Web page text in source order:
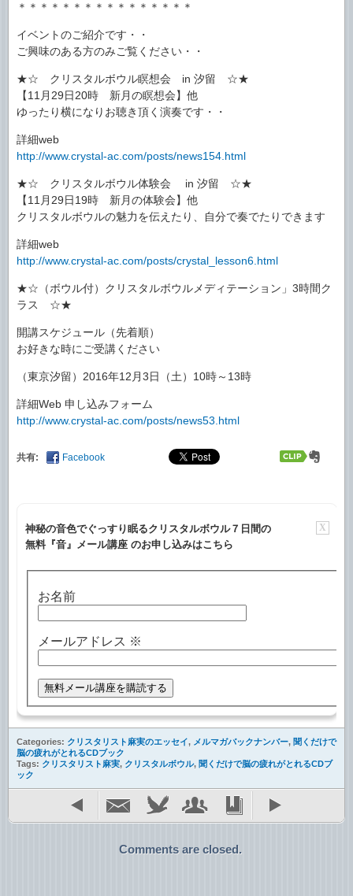
＊＊＊＊＊＊＊＊＊＊＊＊＊＊＊＊
イベントのご紹介です・・
ご興味のある方のみご覧ください・・
★☆ クリスタルボウル瞑想会 in 汐留 ☆★
【11月29日20時 新月の瞑想会】他
ゆったり横になりお聴き頂く演奏です・・
詳細web
http://www.crystal-ac.com/posts/news154.html
★☆ クリスタルボウル体験会 in 汐留 ☆★
【11月29日19時 新月の体験会】他
クリスタルボウルの魅力を伝えたり、自分で奏でたりできます
詳細web
http://www.crystal-ac.com/posts/crystal_lesson6.html
★☆（ボウル付）クリスタルボウルメディテーション」3時間ク
ラス ☆★
開講スケジュール（先着順）
お好きな時にご受講ください
（東京汐留）2016年12月3日（土）10時～13時
詳細Web 申し込みフォーム
http://www.crystal-ac.com/posts/news53.html
共有: Facebook
X
神秘の音色でぐっすり眠るクリスタルボウル７日間の
無料『音』メール講座 のお申し込みはこちら
お名前
メールアドレス ※
Categories: クリスタリスト麻実のエッセイ, メルマガバックナンバー, 聞くだけで
脳の疲れがとれるCDブック
Tags: クリスタリスト麻実, クリスタルボウル, 聞くだけで脳の疲れがとれるCDブ
ック
Comments are closed.